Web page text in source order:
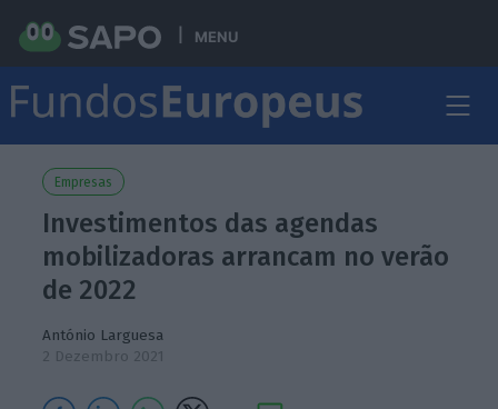
MENU
Empresas
Investimentos das agendas
mobilizadoras arrancam no verão
de 2022
António Larguesa
2 Dezembro 2021